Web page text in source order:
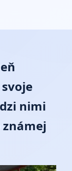
nimi
známej